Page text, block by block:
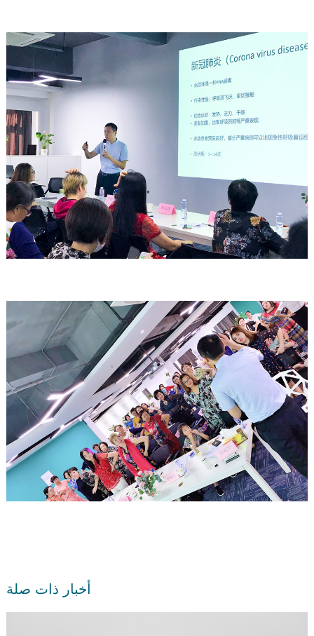
أخبار ذات صلة